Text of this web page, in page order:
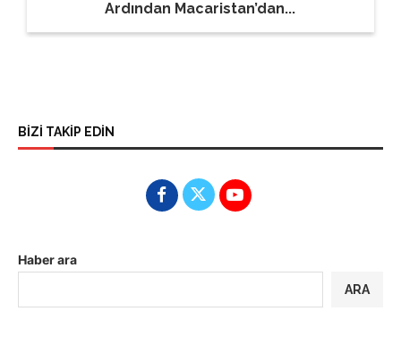
Ardından Macaristan’dan...
BİZİ TAKİP EDİN
Haber ara
ARA